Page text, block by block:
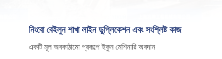
নিংবো বেইলুন শাখা লাইন ডুপ্লিকেশন এবং সংশ্লিষ্ট কাজ
একটি মূল অবকাঠামো প্রকল্পে ইকুন মেশিনারি অবদান